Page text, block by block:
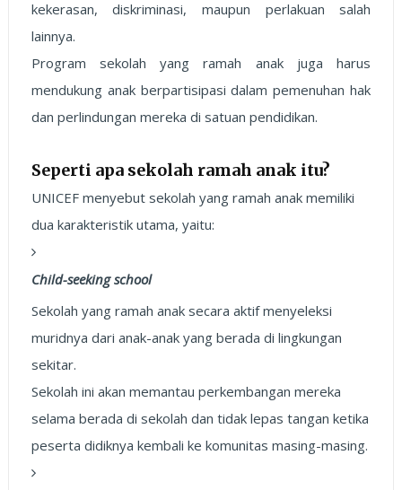
kekerasan, diskriminasi, maupun perlakuan salah
lainnya.
Program sekolah yang ramah anak juga harus
mendukung anak berpartisipasi dalam pemenuhan hak
dan perlindungan mereka di satuan pendidikan.
Seperti apa sekolah ramah anak itu?
UNICEF menyebut sekolah yang ramah anak memiliki
dua karakteristik utama, yaitu:
Child-seeking school
Sekolah yang ramah anak secara aktif menyeleksi
muridnya dari anak-anak yang berada di lingkungan
sekitar.
Sekolah ini akan memantau perkembangan mereka
selama berada di sekolah dan tidak lepas tangan ketika
peserta didiknya kembali ke komunitas masing-masing.